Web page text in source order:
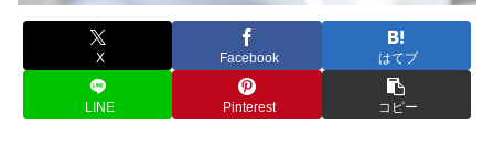
X Facebook はてブ
LINE Pinterest コピー